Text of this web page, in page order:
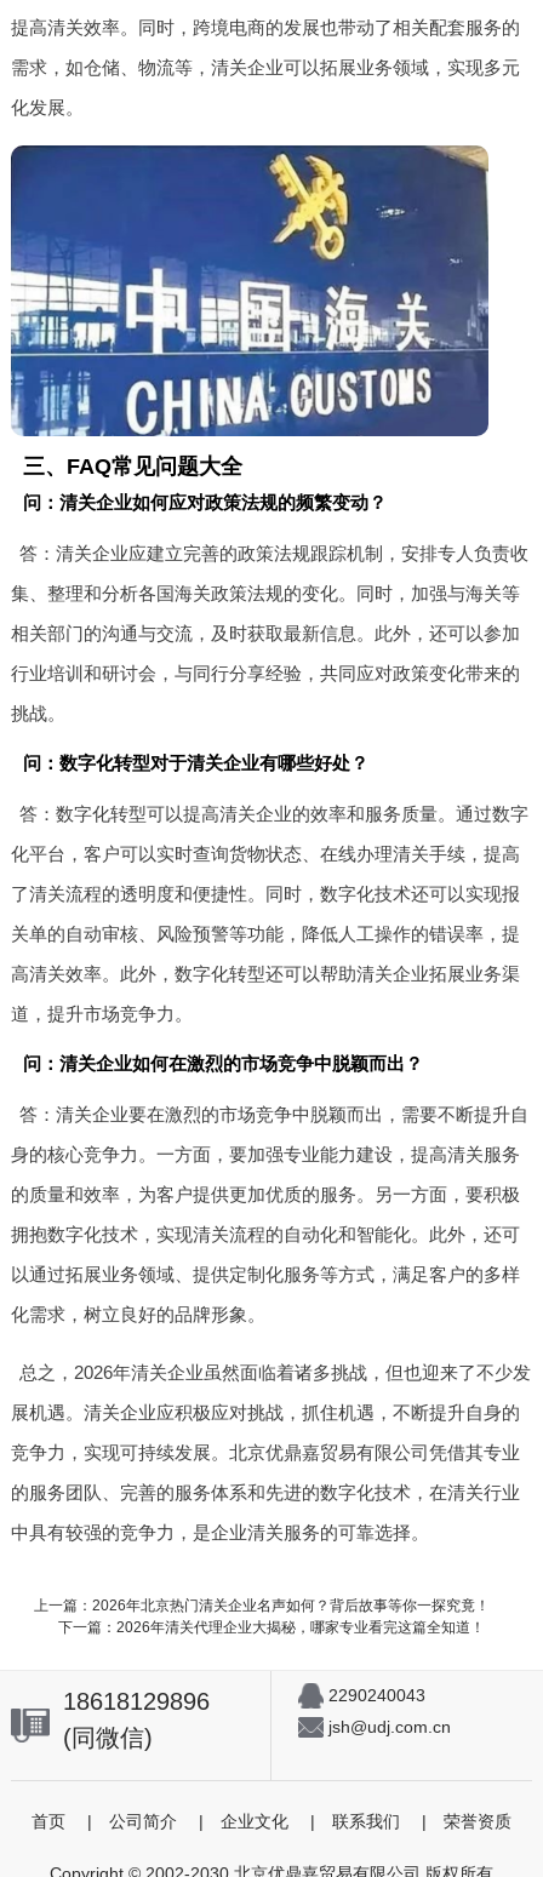
提高清关效率。同时，跨境电商的发展也带动了相关配套服务的
需求，如仓储、物流等，清关企业可以拓展业务领域，实现多元
化发展。
三、FAQ常见问题大全
问：清关企业如何应对政策法规的频繁变动？
答：清关企业应建立完善的政策法规跟踪机制，安排专人负责收
集、整理和分析各国海关政策法规的变化。同时，加强与海关等
相关部门的沟通与交流，及时获取最新信息。此外，还可以参加
行业培训和研讨会，与同行分享经验，共同应对政策变化带来的
挑战。
问：数字化转型对于清关企业有哪些好处？
答：数字化转型可以提高清关企业的效率和服务质量。通过数字
化平台，客户可以实时查询货物状态、在线办理清关手续，提高
了清关流程的透明度和便捷性。同时，数字化技术还可以实现报
关单的自动审核、风险预警等功能，降低人工操作的错误率，提
高清关效率。此外，数字化转型还可以帮助清关企业拓展业务渠
道，提升市场竞争力。
问：清关企业如何在激烈的市场竞争中脱颖而出？
答：清关企业要在激烈的市场竞争中脱颖而出，需要不断提升自
身的核心竞争力。一方面，要加强专业能力建设，提高清关服务
的质量和效率，为客户提供更加优质的服务。另一方面，要积极
拥抱数字化技术，实现清关流程的自动化和智能化。此外，还可
以通过拓展业务领域、提供定制化服务等方式，满足客户的多样
化需求，树立良好的品牌形象。
总之，2026年清关企业虽然面临着诸多挑战，但也迎来了不少发
展机遇。清关企业应积极应对挑战，抓住机遇，不断提升自身的
竞争力，实现可持续发展。北京优鼎嘉贸易有限公司凭借其专业
的服务团队、完善的服务体系和先进的数字化技术，在清关行业
中具有较强的竞争力，是企业清关服务的可靠选择。
上一篇：2026年北京热门清关企业名声如何？背后故事等你一探究竟！
下一篇：2026年清关代理企业大揭秘，哪家专业看完这篇全知道！
18618129896
(同微信)
2290240043
jsh@udj.com.cn
首页 | 公司简介 | 企业文化 | 联系我们 | 荣誉资质